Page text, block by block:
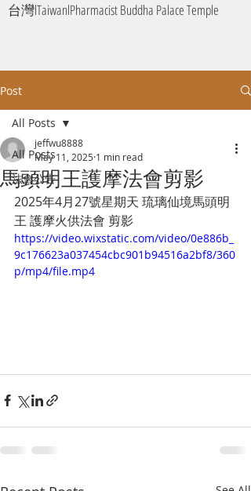
台灣lTaiwanlPharmacist Buddha Palace Temple
Post
All Posts
法會公告
All Posts
馬頭明王護摩法會剪影
jeffwu8888
May 11, 2025 1 min read
2025年4月27號星期天 琉璃仙境馬頭明
王 護摩火供法會 剪影
https://video.wixstatic.com/video/0e886b_
9c176623a037454cbc901b94516a2bf8/360
p/mp4/file.mp4